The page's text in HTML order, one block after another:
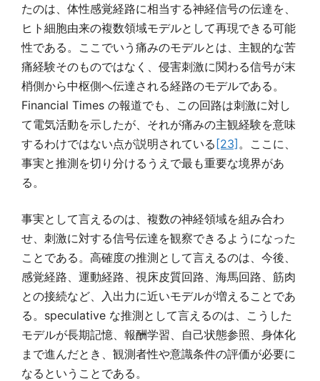
たのは、体性感覚経路に相当する神経信号の伝達を、
ヒト細胞由来の複数領域モデルとして再現できる可能
性である。ここでいう痛みのモデルとは、主観的な苦
痛経験そのものではなく、侵害刺激に関わる信号が末
梢側から中枢側へ伝達される経路のモデルである。
Financial Times の報道でも、この回路は刺激に対し
て電気活動を示したが、それが痛みの主観経験を意味
するわけではない点が説明されている[23] 。ここに、
事実と推測を切り分けるうえで最も重要な境界があ
る。
事実として言えるのは、複数の神経領域を組み合わ
せ、刺激に対する信号伝達を観察できるようになった
ことである。高確度の推測として言えるのは、今後、
感覚経路、運動経路、視床皮質回路、海馬回路、筋肉
との接続など、入出力に近いモデルが増えることであ
る。speculative な推測として言えるのは、こうした
モデルが長期記憶、報酬学習、自己状態参照、身体化
まで進んだとき、観測者性や意識条件の評価が必要に
なるということである。